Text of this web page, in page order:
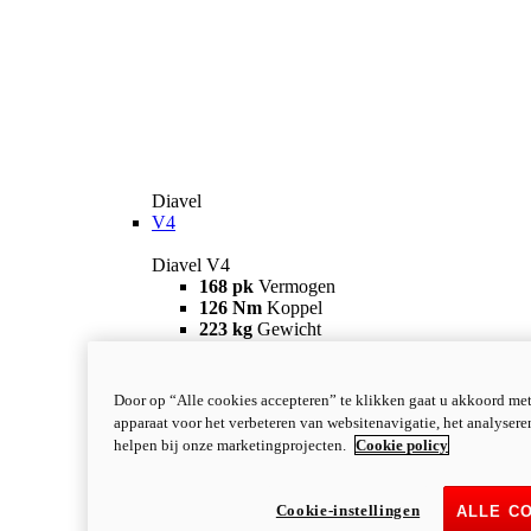
Diavel
V4
Diavel V4
168 pk Vermogen
126 Nm Koppel
223 kg Gewicht
newV4 RS
Diavel V4 RS
182 pkVERMOGEN
i
Door op “Alle cookies accepteren” te klikken gaat u akkoord
apparaat voor het verbeteren van websitenavigatie, het
helpen bij onze marketingprojecten.
Cookie policy
ALLE
Cookie-instellingen